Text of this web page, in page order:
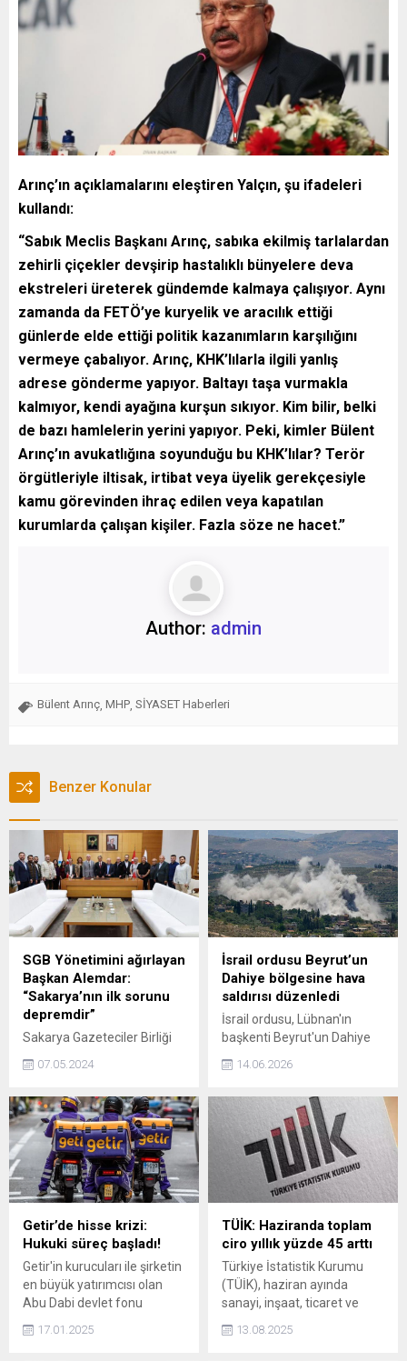
Arınç’ın açıklamalarını eleştiren Yalçın, şu ifadeleri
kullandı:
“Sabık Meclis Başkanı Arınç, sabıka ekilmiş tarlalardan
zehirli çiçekler devşirip hastalıklı bünyelere deva
ekstreleri üreterek gündemde kalmaya çalışıyor. Aynı
zamanda da FETÖ’ye kuryelik ve aracılık ettiği
günlerde elde ettiği politik kazanımların karşılığını
vermeye çabalıyor. Arınç, KHK’lılarla ilgili yanlış
adrese gönderme yapıyor. Baltayı taşa vurmakla
kalmıyor, kendi ayağına kurşun sıkıyor. Kim bilir, belki
de bazı hamlelerin yerini yapıyor. Peki, kimler Bülent
Arınç’ın avukatlığına soyunduğu bu KHK’lılar? Terör
örgütleriyle iltisak, irtibat veya üyelik gerekçesiyle
kamu görevinden ihraç edilen veya kapatılan
kurumlarda çalışan kişiler. Fazla söze ne hacet.”
Author: admin
Bülent Arınç, MHP, SİYASET Haberleri
Benzer Konular
SGB Yönetimini ağırlayan
Başkan Alemdar:
“Sakarya’nın ilk sorunu
depremdir”
Sakarya Gazeteciler Birliği
Çetin, Onursal Başkan Zeki
kurulu üyeleri Sakarya
Büyükşehir Belediye
Başkanı Yusuf Alemdar’a
hayırlı olsun ziyaretinde
bulundu.
07.05.2024
İsrail ordusu Beyrut’un
Dahiye bölgesine hava
saldırısı düzenledi
İsrail ordusu, Lübnan'ın
başkenti Beyrut'un Dahiye
gerçekleştirdi.
14.06.2026
Getir’de hisse krizi:
Hukuki süreç başladı!
Getir'in kurucuları ile şirketin
en büyük yatırımcısı olan
Abu Dabi devlet fonu
Mubadala ile yapılan ikiye
bölünme anlaşmasının ihlal
17.01.2025
TÜİK: Haziranda toplam
ciro yıllık yüzde 45 arttı
Türkiye İstatistik Kurumu
(TÜİK), haziran ayında
sanayi, inşaat, ticaret ve
hizmet sektörleri
toplamında ciro endeksinin
13.08.2025